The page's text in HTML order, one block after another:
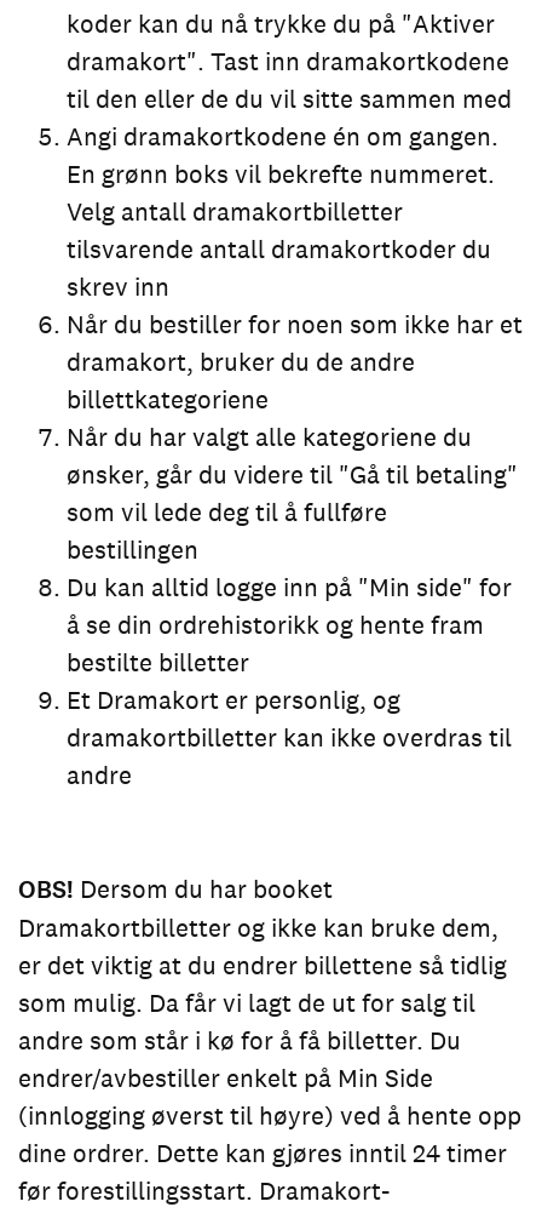
koder kan du nå trykke du på "Aktiver
dramakort". Tast inn dramakortkodene
til den eller de du vil sitte sammen med
Angi dramakortkodene én om gangen.
En grønn boks vil bekrefte nummeret.
Velg antall dramakortbilletter
tilsvarende antall dramakortkoder du
skrev inn
Når du bestiller for noen som ikke har et
dramakort, bruker du de andre
billettkategoriene
Når du har valgt alle kategoriene du
ønsker, går du videre til "Gå til betaling"
som vil lede deg til å fullføre
bestillingen
Du kan alltid logge inn på "Min side" for
å se din ordrehistorikk og hente fram
bestilte billetter
Et Dramakort er personlig, og
dramakortbilletter kan ikke overdras til
andre
OBS! Dersom du har booket
Dramakortbilletter og ikke kan bruke dem,
er det viktig at du endrer billettene så tidlig
som mulig. Da får vi lagt de ut for salg til
andre som står i kø for å få billetter. Du
endrer/avbestiller enkelt på Min Side
(innlogging øverst til høyre) ved å hente opp
dine ordrer. Dette kan gjøres inntil 24 timer
før forestillingsstart. Dramakort-